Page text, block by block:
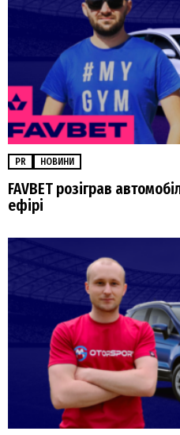
PR НОВИНИ
FAVBET розіграв
ефірі